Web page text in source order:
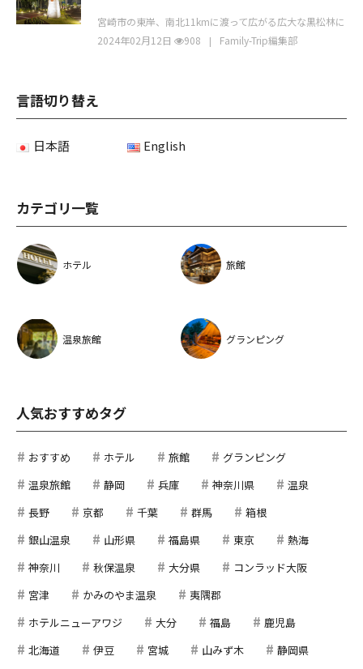
宮崎市の東岸、南北11kmに渡って広がる広大な黒松林に
囲まれたフェニックス・シーガイア・リゾート。
2024年02月12日 908 Family-Trip編集部
言語切り替え
日本語 English
カテゴリ一覧
ホテル 旅館
温泉旅館 グランピング
人気おすすめタグ
おすすめ ホテル 旅館
グランピング
温泉旅館
静岡 兵庫 神奈川県
温泉
長野
京都 千葉 群馬
箱根
銀山温泉
山形県 福島県 東京
熱海
神奈川
秋保温泉 大分県
コンラッド大阪
宮津
かみのやま温泉
夷隅郡
ホテルニューアワジ
大分 福島
鹿児島
北海道
伊豆 宮城 山みず木
静岡県